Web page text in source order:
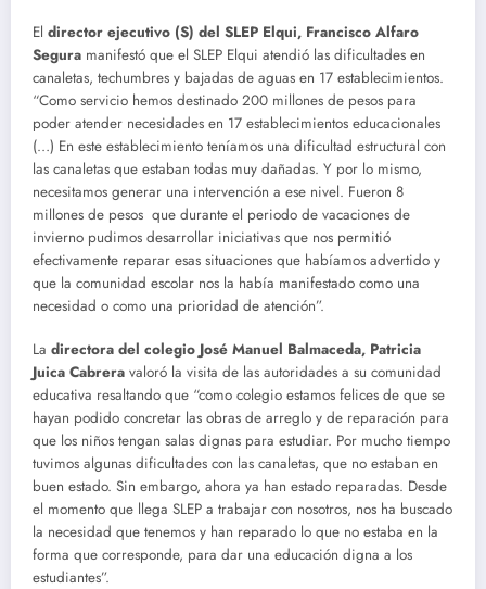
El director ejecutivo (S) del SLEP Elqui, Francisco Alfaro
Segura manifestó que el SLEP Elqui atendió las dificultades en
canaletas, techumbres y bajadas de aguas en 17 establecimientos.
“Como servicio hemos destinado 200 millones de pesos para
poder atender necesidades en 17 establecimientos educacionales
(…) En este establecimiento teníamos una dificultad estructural con
las canaletas que estaban todas muy dañadas. Y por lo mismo,
necesitamos generar una intervención a ese nivel. Fueron 8
millones de pesos que durante el periodo de vacaciones de
invierno pudimos desarrollar iniciativas que nos permitió
efectivamente reparar esas situaciones que habíamos advertido y
que la comunidad escolar nos la había manifestado como una
necesidad o como una prioridad de atención”.
La directora del colegio José Manuel Balmaceda, Patricia
Juica Cabrera valoró la visita de las autoridades a su comunidad
educativa resaltando que “como colegio estamos felices de que se
hayan podido concretar las obras de arreglo y de reparación para
que los niños tengan salas dignas para estudiar. Por mucho tiempo
tuvimos algunas dificultades con las canaletas, que no estaban en
buen estado. Sin embargo, ahora ya han estado reparadas. Desde
el momento que llega SLEP a trabajar con nosotros, nos ha buscado
la necesidad que tenemos y han reparado lo que no estaba en la
forma que corresponde, para dar una educación digna a los
estudiantes”.